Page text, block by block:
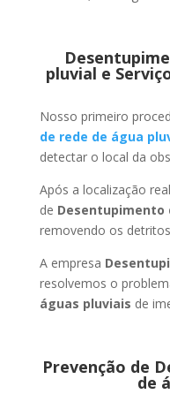
pluvial e
Nosso primeiro
de rede de água
detectar o local da
Após a localização
de Desentupimento
removendo os
A empresa
resolvemos o
águas pluviais de
Prevenção de
de